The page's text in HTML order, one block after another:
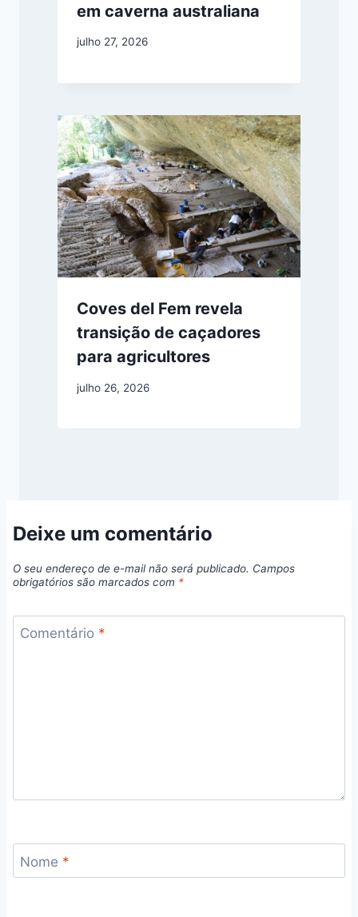
em caverna australiana
julho 27, 2026
Coves del Fem revela
transição de caçadores
para agricultores
julho 26, 2026
Deixe um comentário
O seu endereço de e-mail não será publicado. Campos
obrigatórios são marcados com *
Comentário *
Nome *